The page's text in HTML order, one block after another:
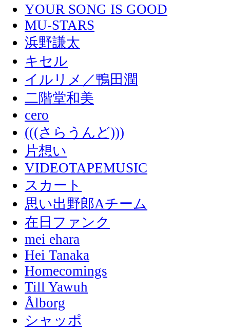
YOUR SONG IS GOOD
MU-STARS
浜野謙太
キセル
イルリメ／鴨田潤
二階堂和美
cero
(((さらうんど)))
片想い
VIDEOTAPEMUSIC
スカート
思い出野郎Aチーム
在日ファンク
mei ehara
Hei Tanaka
Homecomings
Till Yawuh
Ålborg
シャッポ